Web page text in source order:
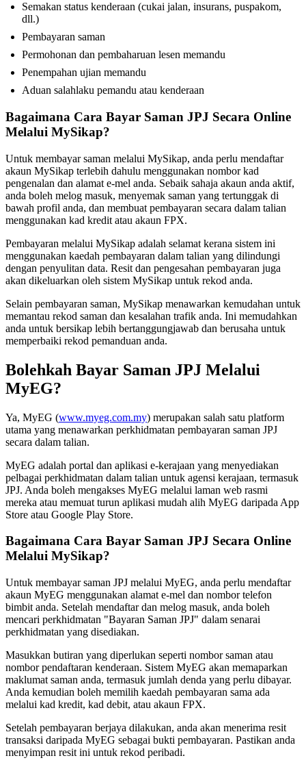
Semakan status kenderaan (cukai jalan, insurans, puspakom,
dll.)
Pembayaran saman
Permohonan dan pembaharuan lesen memandu
Penempahan ujian memandu
Aduan salahlaku pemandu atau kenderaan
Bagaimana Cara Bayar Saman JPJ Secara Online
Melalui MySikap?
Untuk membayar saman melalui MySikap, anda perlu mendaftar
akaun MySikap terlebih dahulu menggunakan nombor kad
pengenalan dan alamat e-mel anda. Sebaik sahaja akaun anda aktif,
anda boleh melog masuk, menyemak saman yang tertunggak di
bawah profil anda, dan membuat pembayaran secara dalam talian
menggunakan kad kredit atau akaun FPX.
Pembayaran melalui MySikap adalah selamat kerana sistem ini
menggunakan kaedah pembayaran dalam talian yang dilindungi
dengan penyulitan data. Resit dan pengesahan pembayaran juga
akan dikeluarkan oleh sistem MySikap untuk rekod anda.
Selain pembayaran saman, MySikap menawarkan kemudahan untuk
memantau rekod saman dan kesalahan trafik anda. Ini memudahkan
anda untuk bersikap lebih bertanggungjawab dan berusaha untuk
memperbaiki rekod pemanduan anda.
Bolehkah Bayar Saman JPJ Melalui
MyEG?
Ya, MyEG (www.myeg.com.my) merupakan salah satu platform
utama yang menawarkan perkhidmatan pembayaran saman JPJ
secara dalam talian.
MyEG adalah portal dan aplikasi e-kerajaan yang menyediakan
pelbagai perkhidmatan dalam talian untuk agensi kerajaan, termasuk
JPJ. Anda boleh mengakses MyEG melalui laman web rasmi
mereka atau memuat turun aplikasi mudah alih MyEG daripada App
Store atau Google Play Store.
Bagaimana Cara Bayar Saman JPJ Secara Online
Melalui MySikap?
Untuk membayar saman JPJ melalui MyEG, anda perlu mendaftar
akaun MyEG menggunakan alamat e-mel dan nombor telefon
bimbit anda. Setelah mendaftar dan melog masuk, anda boleh
mencari perkhidmatan "Bayaran Saman JPJ" dalam senarai
perkhidmatan yang disediakan.
Masukkan butiran yang diperlukan seperti nombor saman atau
nombor pendaftaran kenderaan. Sistem MyEG akan memaparkan
maklumat saman anda, termasuk jumlah denda yang perlu dibayar.
Anda kemudian boleh memilih kaedah pembayaran sama ada
melalui kad kredit, kad debit, atau akaun FPX.
Setelah pembayaran berjaya dilakukan, anda akan menerima resit
transaksi daripada MyEG sebagai bukti pembayaran. Pastikan anda
menyimpan resit ini untuk rekod peribadi.